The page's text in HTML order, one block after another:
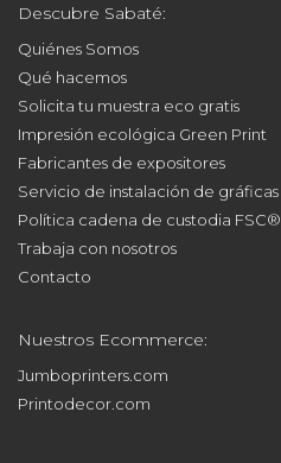
Descubre Sabaté:
Quiénes Somos
Qué hacemos
Solicita tu muestra eco gratis
Impresión ecológica Green Print
Fabricantes de expositores
Servicio de instalación de gráficas
Política cadena de custodia FSC®
Trabaja con nosotros
Contacto
Nuestros Ecommerce:
Jumboprinters.com
Printodecor.com